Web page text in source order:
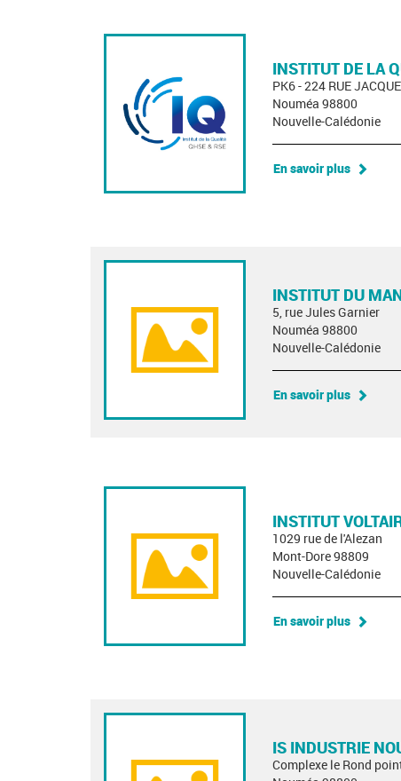
INSTITUT DE LA
PK6 - 224 RUE
Nouméa 98800
Nouvelle-Calédonie
En savoir plus
INSTITUT DU
5, rue Jules Garnier
Nouméa 98800
Nouvelle-Calédonie
En savoir plus
INSTITUT
1029 rue de l'Alezan
Mont-Dore 98809
Nouvelle-Calédonie
En savoir plus
IS INDUSTRIE
Complexe le Rond